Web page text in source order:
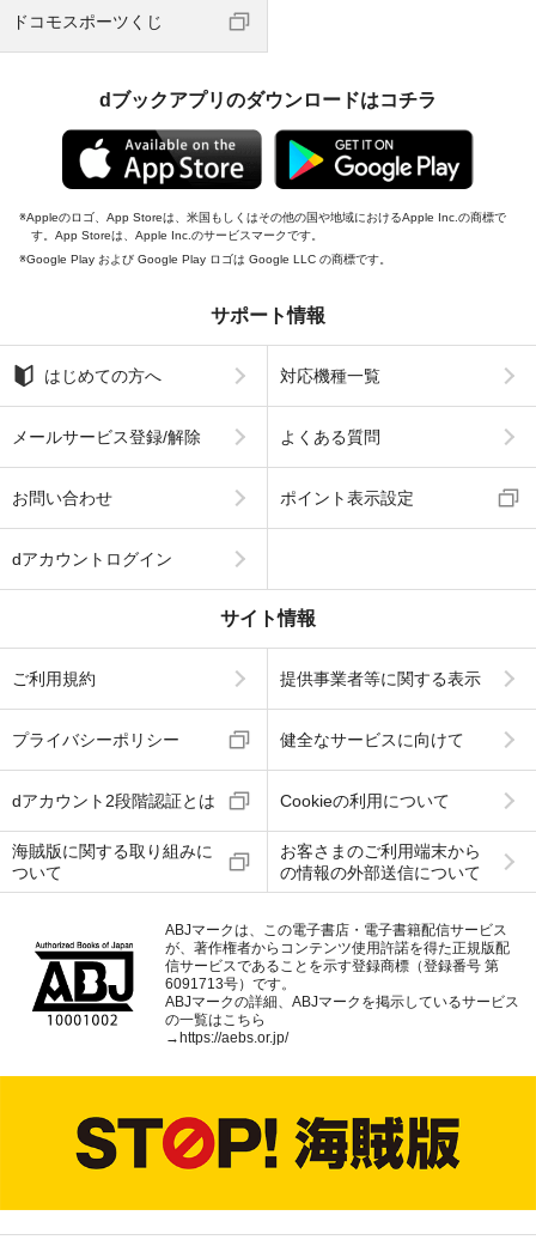
ドコモスポーツくじ
dブックアプリのダウンロードはコチラ
Appleのロゴ、App Storeは、米国もしくはその他の国や地域におけるApple Inc.の商標で
す。App Storeは、Apple Inc.のサービスマークです。
Google Play および Google Play ロゴは Google LLC の商標です。
サポート情報
はじめての方へ 対応機種一覧
メールサービス登録/解除 よくある質問
お問い合わせ ポイント表示設定
dアカウントログイン
サイト情報
ご利用規約 提供事業者等に関する表示
プライバシーポリシー 健全なサービスに向けて
dアカウント2段階認証とは Cookieの利用について
海賊版に関する取り組みに
ついて
お客さまのご利用端末から
の情報の外部送信について
ABJマークは、この電子書店・電子書籍配信サービス
が、著作権者からコンテンツ使用許諾を得た正規版配
信サービスであることを示す登録商標（登録番号 第
6091713号）です。
ABJマークの詳細、ABJマークを掲示しているサービス
の一覧はこちら
→https://aebs.or.jp/